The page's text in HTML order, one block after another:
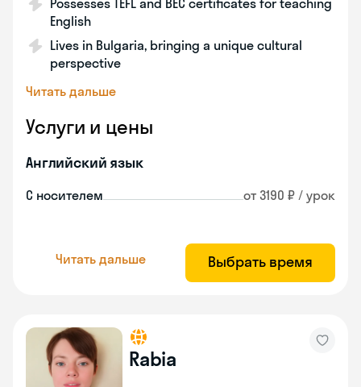
Possesses TEFL and BEC certificates for teaching
English
Lives in Bulgaria, bringing a unique cultural
perspective
Читать дальше
Услуги и цены
Английский язык
С носителем от 3190 ₽ / урок
Читать дальше Выбрать время
Rabia